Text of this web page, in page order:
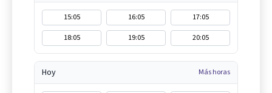
15:05 16:05
17:05
18:05
19:05 20:05
Hoy Más horas